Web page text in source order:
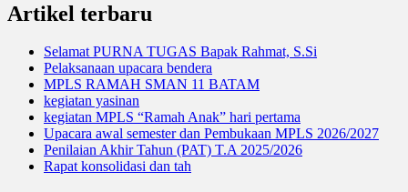
Artikel terbaru
Selamat PURNA TUGAS Bapak Rahmat, S.Si
Pelaksanaan upacara bendera
MPLS RAMAH SMAN 11 BATAM
kegiatan yasinan
kegiatan MPLS “Ramah Anak” hari pertama
Upacara awal semester dan Pembukaan MPLS 2026/2027
Penilaian Akhir Tahun (PAT) T.A 2025/2026
Rapat konsolidasi dan tah